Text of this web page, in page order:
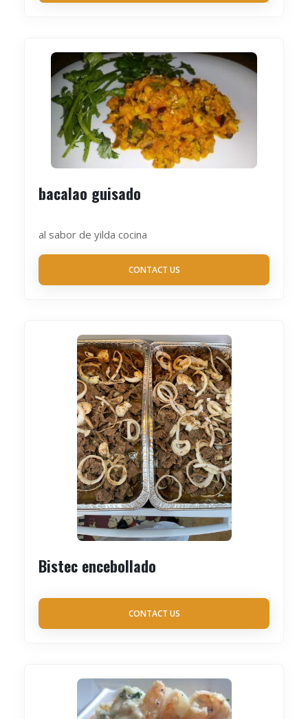
bacalao guisado
al sabor de yilda cocina
CONTACT US
Bistec encebollado
CONTACT US